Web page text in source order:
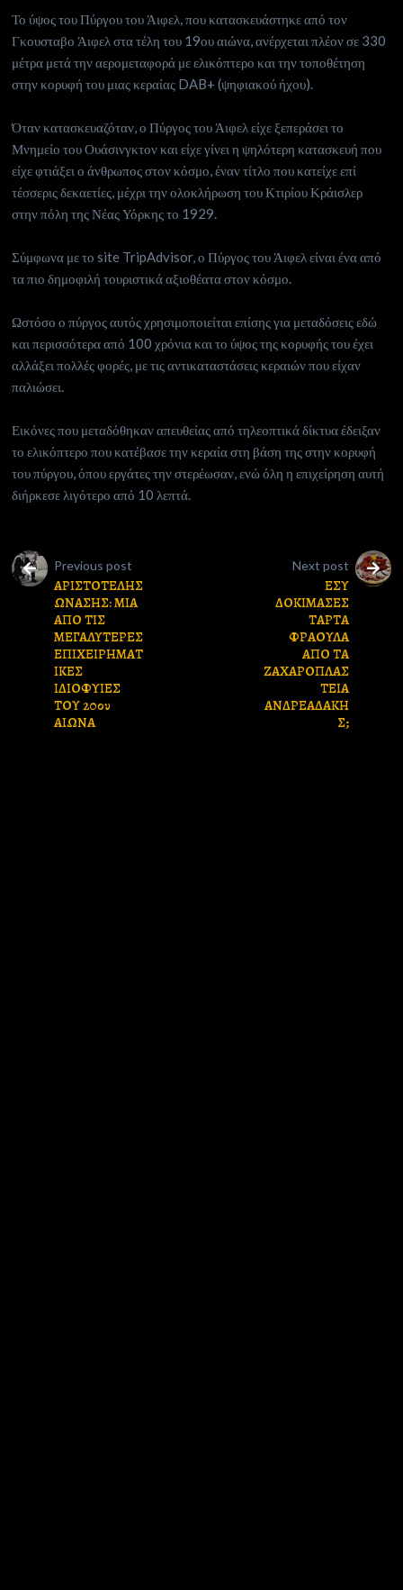
Το ύψος του Πύργου του Άιφελ, που κατασκευάστηκε από τον
Γκουσταβο Άιφελ στα τέλη του 19ου αιώνα, ανέρχεται πλέον σε 330
μέτρα μετά την αερομεταφορά με ελικόπτερο και την τοποθέτηση
στην κορυφή του μιας κεραίας DAB+ (ψηφιακού ήχου).
Όταν κατασκευαζόταν, ο Πύργος του Άιφελ είχε ξεπεράσει το
Μνημείο του Ουάσινγκτον και είχε γίνει η ψηλότερη κατασκευή που
είχε φτιάξει ο άνθρωπος στον κόσμο, έναν τίτλο που κατείχε επί
τέσσερις δεκαετίες, μέχρι την ολοκλήρωση του Κτιρίου Κράισλερ
στην πόλη της Νέας Υόρκης το 1929.
Σύμφωνα με το site TripAdvisor, ο Πύργος του Άιφελ είναι ένα από
τα πιο δημοφιλή τουριστικά αξιοθέατα στον κόσμο.
Ωστόσο ο πύργος αυτός χρησιμοποιείται επίσης για μεταδόσεις εδώ
και περισσότερα από 100 χρόνια και το ύψος της κορυφής του έχει
αλλάξει πολλές φορές, με τις αντικαταστάσεις κεραιών που είχαν
παλιώσει.
Εικόνες που μεταδόθηκαν απευθείας από τηλεοπτικά δίκτυα έδειξαν
το ελικόπτερο που κατέβασε την κεραία στη βάση της στην κορυφή
του πύργου, όπου εργάτες την στερέωσαν, ενώ όλη η επιχείρηση αυτή
διήρκεσε λιγότερο από 10 λεπτά.
Previous post
ΑΡΙΣΤΟΤΕΛΗΣ
ΩΝΑΣΗΣ: ΜΙΑ
ΑΠΟ ΤΙΣ
ΜΕΓΑΛΥΤΕΡΕΣ
ΕΠΙΧΕΙΡΗΜΑΤ
ΙΚΕΣ
ΙΔΙΟΦΥΙΕΣ
ΤΟΥ 20ου
ΑΙΩΝΑ
Next post
ΕΣΥ
ΔΟΚΙΜΑΣΕΣ
ΤΑΡΤΑ
ΦΡΑΟΥΛΑ
ΑΠΟ ΤΑ
ΖΑΧΑΡΟΠΛΑΣ
ΤΕΙΑ
ΑΝΔΡΕΑΔΑΚΗ
Σ;